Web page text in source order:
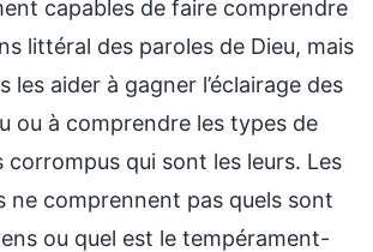
capables de faire comprendre
littéral des paroles de Dieu, mais
les aider à gagner l’éclairage des
ou à comprendre les types de
qui sont les leurs. Les
ne comprennent pas quels sont
ou quel est le tempérament-